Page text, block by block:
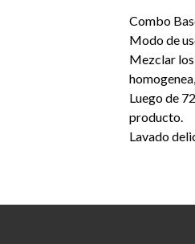
Combo
Modo de
Mezclar
Luego de
producto.
Lavado